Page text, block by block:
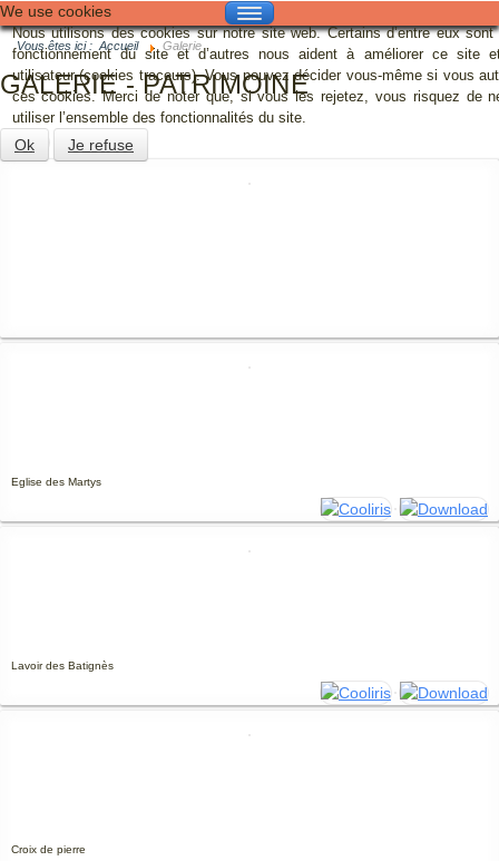
GALERIE
CONTACT
MAIRIE
Vous êtes ici : Accueil Galerie
GALERIE - PATRIMOINE
Eglise des Martys
Lavoir des Batignès
Croix de pierre
We use cookies
Nous utilisons des cookies sur notre site web. Certains d’entre eux
fonctionnement du site et d’autres nous aident à améliorer ce site et
utilisateur (cookies traceurs). Vous pouvez décider vous-même si vous
ces cookies. Merci de noter que, si vous les rejetez, vous risquez de
utiliser l’ensemble des fonctionnalités du site.
Ok Je refuse